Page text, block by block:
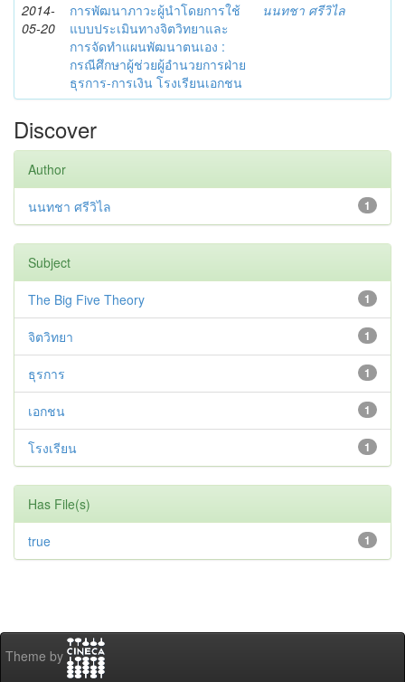
2014-
05-20
การพัฒนาภาวะผู้นำโดยการใช้
แบบประเมินทางจิตวิทยาและ
การจัดทำแผนพัฒนาตนเอง :
กรณีศึกษาผู้ช่วยผู้อำนวยการฝ่าย
ธุรการ-การเงิน โรงเรียนเอกชน
นนทชา ศรีวิไล
Discover
Author
1
นนทชา ศรีวิไล
Subject
1
The Big Five Theory
1
จิตวิทยา
1
ธุรการ
1
เอกชน
1
โรงเรียน
Has File(s)
1
true
Theme by